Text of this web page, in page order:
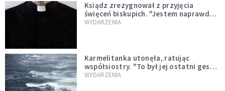
Ksiądz zrezygnował z przyjęcia
święceń biskupich. "Jestem naprawdę
niegodny"
WYDARZENIA
Karmelitanka utonęła, ratując
współsiostry. "To był jej ostatni gest
miłości"
WYDARZENIA